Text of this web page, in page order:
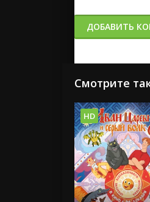
ДОБАВИТЬ
Смотрите
HD